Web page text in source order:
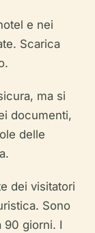
e nei
Scarica
ma si
documenti,
delle
dei visitatori
Sono
90 giorni. I